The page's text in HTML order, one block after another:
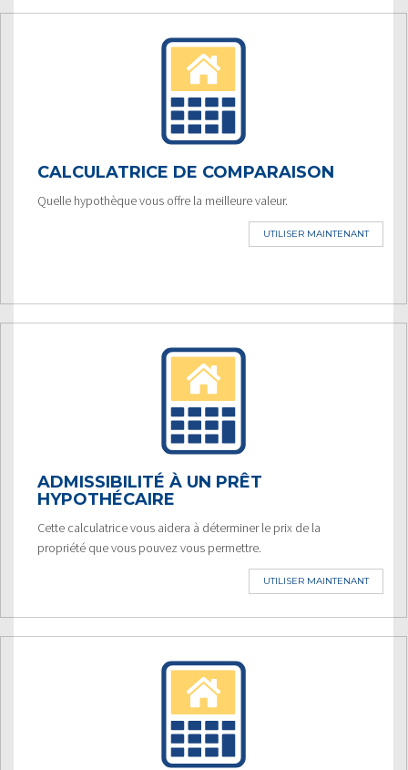
CALCULATRICE DE COMPARAISON
Quelle hypothèque vous offre la meilleure valeur.
UTILISER MAINTENANT
ADMISSIBILITÉ À UN PRÊT
HYPOTHÉCAIRE
Cette calculatrice vous aidera à déterminer le prix de la
propriété que vous pouvez vous permettre.
UTILISER MAINTENANT